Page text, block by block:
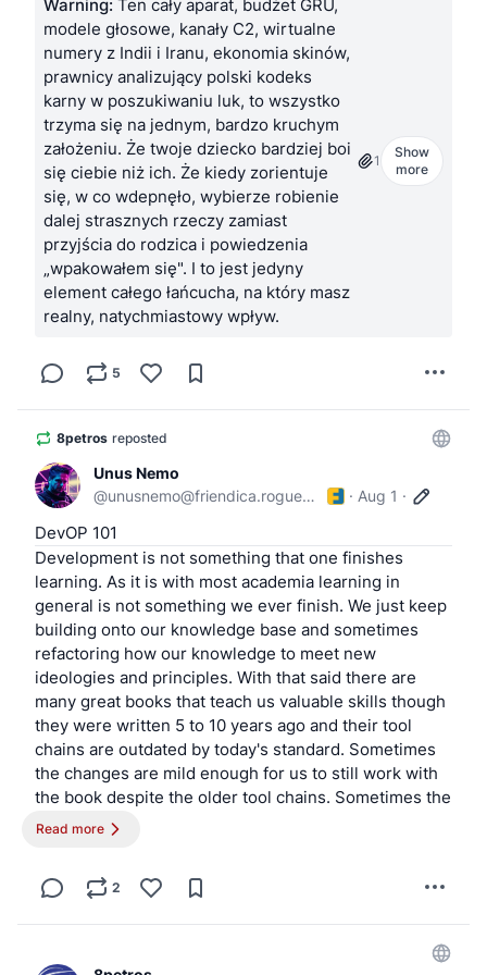
potrwa, bo może się to wręcz o sąd oprzeć
I co teraz? Teraz proszę Was o społecznościową
pożyczkę.
Scenariusz:
Kto chce nam pomóc, wysyła nam blikiem (tel.
510055644) od 100 do 500 zł, z dopiskiem “na
kaucję”. Jeśli nie masz blika, napisz dm - podam
Ci numer konta.
Każdą wpłatę będę potwierdzał (anonimizując) w
komentarzach do tego postu, podając ile do tej
pory zebralismy z wszystkich źródeł.
Od 5 października (tak przychodzą pieniądze)
poczynając od najstarszych. Spodziewam się, że
miesięcznie, absolutne minimum to 500 złotych.
Każdą spłatę będę zaznaczał jako komentarz
(tam gdzie kwitowalem otrzymanie), informując
ile jeszcze zostało do spłacenia.
Zrewanżujemy się społecznosci, znów podejmując w
Szczecinie naszą pracę dla dobra wspólnego.
CZAS START
Kto chce i może, pomagajcie.
Kto nie może a popiera - podbijajcie.
Kto ma pomysł jak to ulepszyć - komentujcie.
Nienawistników blokujemy na raz.
Warning: Ten cały aparat, budżet GRU,
modele głosowe, kanały C2, wirtualne
numery z Indii i Iranu, ekonomia skinów,
prawnicy analizujący polski kodeks
karny w poszukiwaniu luk, to wszystko
trzyma się na jednym, bardzo kruchym
założeniu. Że twoje dziecko bardziej boi
się ciebie niż ich. Że kiedy zorientuje
się, w co wdepnęło, wybierze robienie
dalej strasznych rzeczy zamiast
przyjścia do rodzica i powiedzenia
„wpakowałem się". I to jest jedyny
element całego łańcucha, na który masz
realny, natychmiastowy wpływ.
1
Show
more
5
8petros reposted
Unus Nemo
@unusnemo@friendica.rogueproject.org · Aug 1 ·
DevOP 101
Development is not something that one finishes
learning. As it is with most academia learning in
general is not something we ever finish. We just keep
building onto our knowledge base and sometimes
refactoring how our knowledge to meet new
ideologies and principles. With that said there are
many great books that teach us valuable skills though
they were written 5 to 10 years ago and their tool
chains are outdated by today's standard. Sometimes
the changes are mild enough for us to still work with
the book despite the older tool chains. Sometimes the
changes are so radical that it is more work to try to
of the same quality. So when you find a good one it is
tool chain once they are fully understood.
Read more
2